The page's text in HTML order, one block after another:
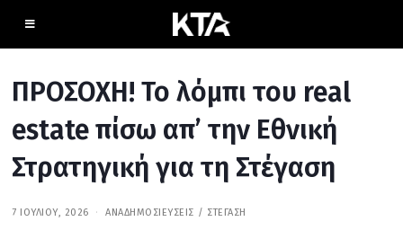
ΠΡΟΣΟΧΗ! Το λόμπι του real
estate πίσω απ’ την Εθνική
Στρατηγική για τη Στέγαση
7 ΙΟΥΛΊΟΥ, 2026 ΑΝΑΔΗΜΟΣΙΕΎΣΕΙΣ / ΣΤΈΓΑΣΗ